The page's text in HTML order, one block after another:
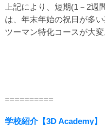
上記により、短期(1－2週
は、年末年始の祝日が多
ツーマン特化コースが大
==========
学校紹介【3D Academy】